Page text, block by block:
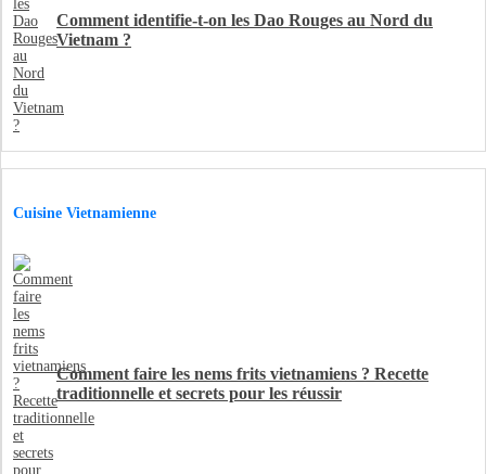
Comment identifie-t-on les Dao Rouges au Nord du
Vietnam ?
Cuisine Vietnamienne
Comment faire les nems frits vietnamiens ? Recette
traditionnelle et secrets pour les réussir